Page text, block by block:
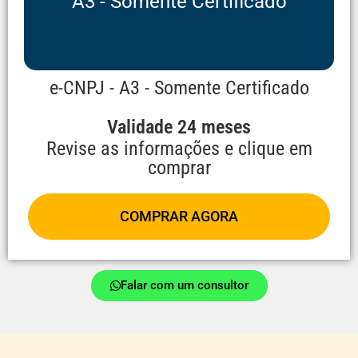
e-CNPJ - A3 - Somente Certificado
Validade 24 meses
Revise as informações e clique em
comprar
COMPRAR AGORA
Falar com um consultor